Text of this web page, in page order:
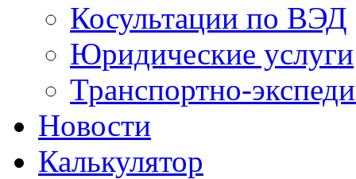
Косультации по ВЭД
Юридические услуги
Транспортно-
Новости
Калькулятор